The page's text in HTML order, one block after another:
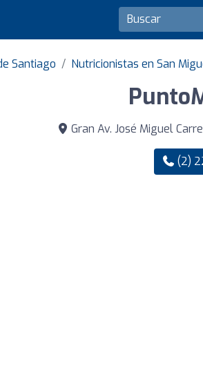
Santiago Nutricionistas en San
Gran Av. José Miguel
(2)